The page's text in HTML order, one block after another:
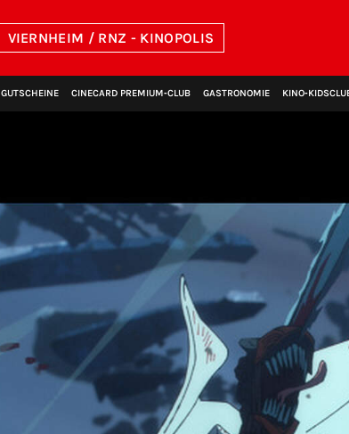
VIERNHEIM / RNZ - KINOPOLIS
GUTSCHEINE CINECARD PREMIUM‑CLUB GASTRONOMIE